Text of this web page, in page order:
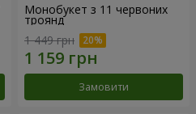
Монобукет з 11 червоних
троянд
1 449 грн
Замовити